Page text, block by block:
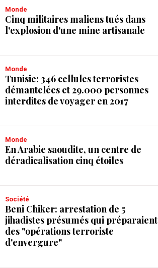
Monde
Cinq militaires maliens tués dans
l'explosion d'une mine artisanale
Monde
Tunisie: 346 cellules terroristes
démantelées et 29.000 personnes
interdites de voyager en 2017
Monde
En Arabie saoudite, un centre de
déradicalisation cinq étoiles
Société
Beni Chiker: arrestation de 5
jihadistes présumés qui préparaient
des "opérations terroriste
d'envergure"